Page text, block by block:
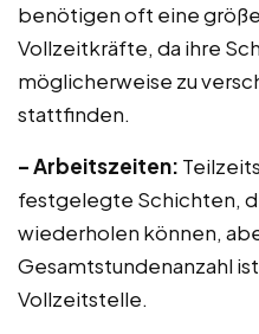
benötigen oft eine
Vollzeitkräfte, da ihre
möglicherweise zu
stattfinden.
– Arbeitszeiten:
festgelegte Schichten,
wiederholen können,
Gesamtstundenanzahl
Vollzeitstelle.